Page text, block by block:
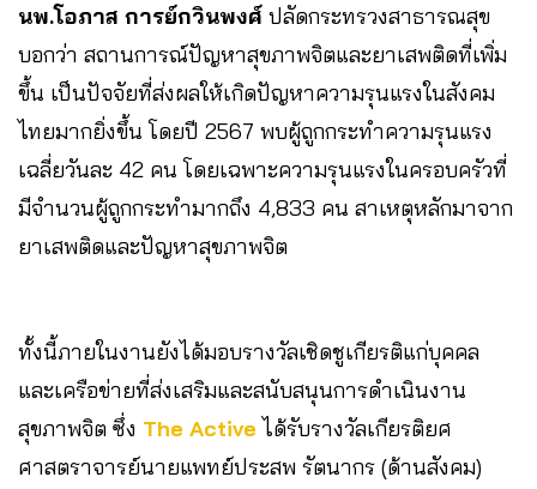
นพ.โอภาส การย์กวินพงศ์ ปลัดกระทรวงสาธารณสุข
บอกว่า สถานการณ์ปัญหาสุขภาพจิตและยาเสพติดที่เพิ่ม
ขึ้น เป็นปัจจัยที่ส่งผลให้เกิดปัญหาความรุนแรงในสังคม
ไทยมากยิ่งขึ้น โดยปี 2567 พบผู้ถูกกระทำความรุนแรง
เฉลี่ยวันละ 42 คน โดยเฉพาะความรุนแรงในครอบครัวที่
มีจำนวนผู้ถูกกระทำมากถึง 4,833 คน สาเหตุหลักมาจาก
ยาเสพติดและปัญหาสุขภาพจิต
ทั้งนี้ภายในงานยังได้มอบรางวัลเชิดชูเกียรติแก่บุคคล
และเครือข่ายที่ส่งเสริมและสนับสนุนการดำเนินงาน
สุขภาพจิต ซึ่ง The Active ได้รับรางวัลเกียรติยศ
ศาสตราจารย์นายแพทย์ประสพ รัตนากร (ด้านสังคม)